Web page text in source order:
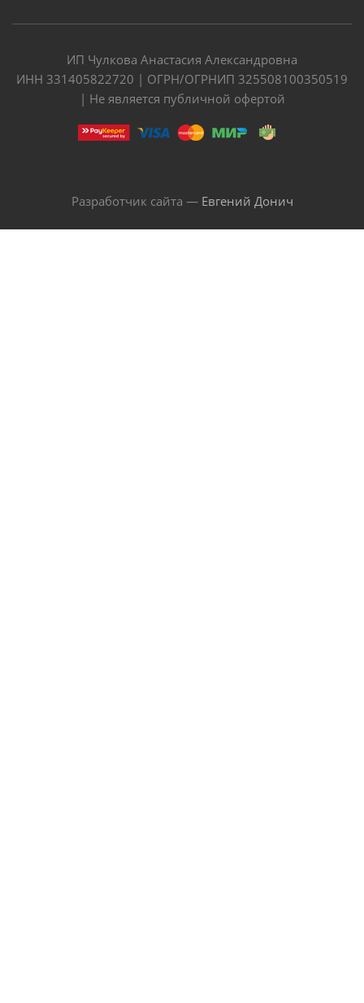
ИП Чулкова Анастасия Александровна
ИНН 331405822720 | ОГРН/ОГРНИП 325508100350519
| Не является публичной офертой
Разработчик сайта — Евгений Донич